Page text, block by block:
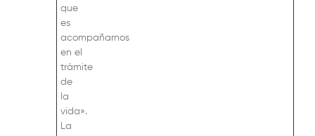
que
es
acompañarnos
en el
trámite
de
la
vida».
La